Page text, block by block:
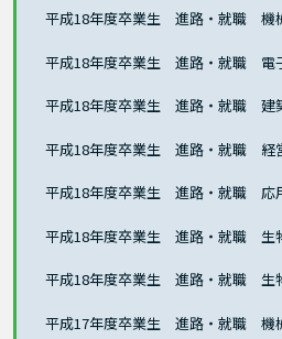
平成18年度卒業生 進路・就職 機
平成18年度卒業生 進路・就職 電
平成18年度卒業生 進路・就職 建
平成18年度卒業生 進路・就職 経
平成18年度卒業生 進路・就職 応
平成18年度卒業生 進路・就職 生
平成18年度卒業生 進路・就職 生
平成17年度卒業生 進路・就職 機